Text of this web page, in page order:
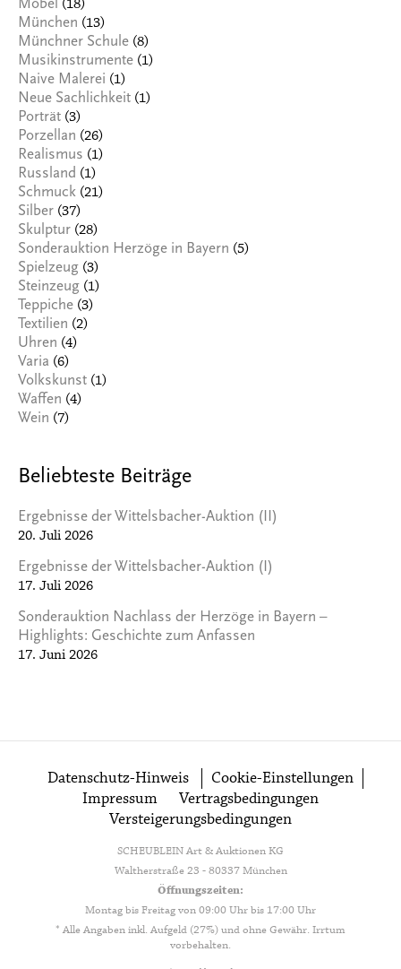
Möbel (18)
München (13)
Münchner Schule (8)
Musikinstrumente (1)
Naive Malerei (1)
Neue Sachlichkeit (1)
Porträt (3)
Porzellan (26)
Realismus (1)
Russland (1)
Schmuck (21)
Silber (37)
Skulptur (28)
Sonderauktion Herzöge in Bayern (5)
Spielzeug (3)
Steinzeug (1)
Teppiche (3)
Textilien (2)
Uhren (4)
Varia (6)
Volkskunst (1)
Waffen (4)
Wein (7)
Beliebteste Beiträge
Ergebnisse der Wittelsbacher-Auktion (II)
20. Juli 2026
Ergebnisse der Wittelsbacher-Auktion (I)
17. Juli 2026
Sonderauktion Nachlass der Herzöge in Bayern –
Highlights: Geschichte zum Anfassen
17. Juni 2026
Datenschutz-Hinweis
Cookie-Einstellungen
Impressum
Vertragsbedingungen
Versteigerungsbedingungen
SCHEUBLEIN Art & Auktionen KG
Waltherstraße 23 - 80337 München
Öffnungszeiten:
Montag bis Freitag von 09:00 Uhr bis 17:00 Uhr
* Alle Angaben inkl. Aufgeld (27%) und ohne Gewähr. Irrtum
vorbehalten.